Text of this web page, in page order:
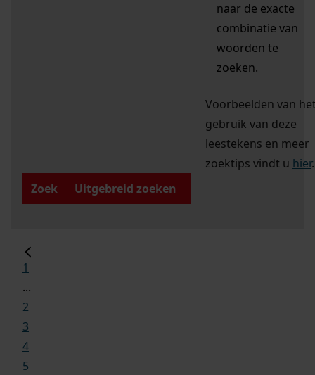
naar de exacte
combinatie van
woorden te
zoeken.
Voorbeelden van
gebruik van deze
leestekens en meer
zoektips vindt u hier.
Zoek
Uitgebreid zoeken
1
...
2
3
4
5